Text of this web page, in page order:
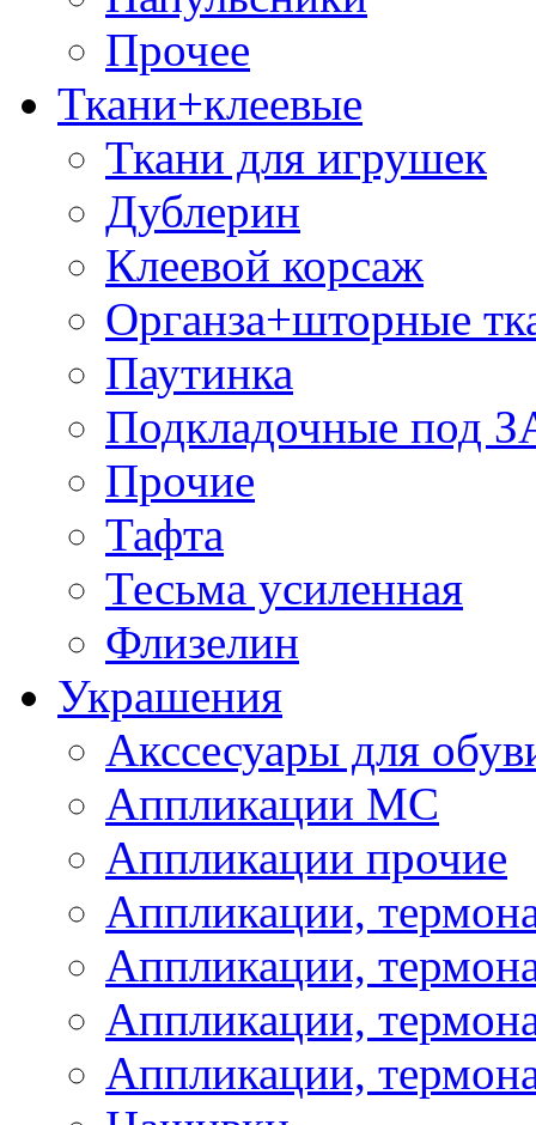
Прочее
Ткани+клеевые
Ткани для игрушек
Дублерин
Клеевой корсаж
Органза+шторные
Паутинка
Подкладочные под
Прочие
Тафта
Тесьма усиленная
Флизелин
Украшения
Акссесуары для
Аппликации МС
Аппликации прочие
Аппликации,
Аппликации,
Аппликации,
Аппликации,